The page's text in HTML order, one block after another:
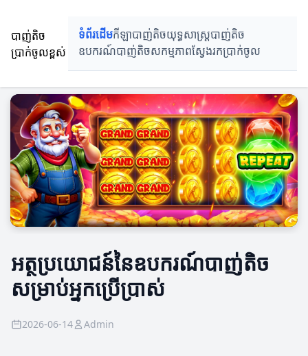
បាញ់តិច
ប្រាក់ចូលខ្ពស់
ទំព័រដើមកីឡាបាញ់តិចយុទ្ធសាស្ត្របាញ់តិច
ឧបករណ៍បាញ់តិចសកម្មភាពស្វែងរកប្រាក់ចូល
អត្ថប្រយោជន៍នៃឧបករណ៍បាញ់តិច
សម្រាប់អ្នកប្រើប្រាស់
2026-06-14 Admin